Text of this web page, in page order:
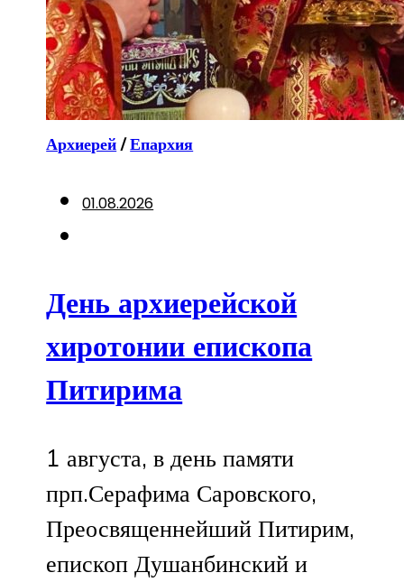
Архиерей /Епархия
01.08.2026
День архиерейской
хиротонии епископа
Питирима
1 августа, в день памяти
прп.Серафима Саровского,
Преосвященнейший Питирим,
епископ Душанбинский и